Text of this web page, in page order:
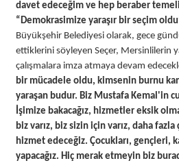
davet edeceğim ve hep beraber
“Demokrasimize yaraşır bir seçim
Büyükşehir Belediyesi olarak, gece
ettiklerini söyleyen Seçer, Mersinlilerin
çalışmalara imza atmaya devam
bir mücadele oldu, kimsenin burnu
yaraşan budur. Biz Mustafa Kemal'in
İşimize bakacağız, hizmetler eksik
biz varız, biz sizin için varız, daha fazla
hizmet edeceğiz. Çocukları, gençleri,
yapacağız. Hiç merak etmeyin biz